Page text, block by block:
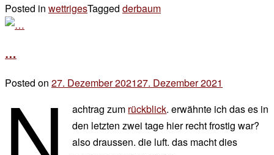
Posted in wettrigesTagged derbaum
…
Posted on 27. Dezember 202127. Dezember 2021
chef
achtrag zum rückblick. erwähnte ich das es in
den letzten zwei tage hier recht frostig war?
also draussen. die luft. das macht dies